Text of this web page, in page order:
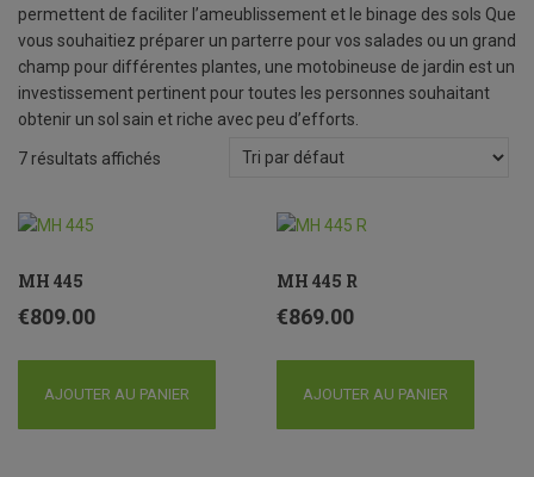
permettent de faciliter l’ameublissement et le binage des sols Que
vous souhaitiez préparer un parterre pour vos salades ou un grand
champ pour différentes plantes, une motobineuse de jardin est un
investissement pertinent pour toutes les personnes souhaitant
obtenir un sol sain et riche avec peu d’efforts.
7 résultats affichés
MH 445
€809.00
AJOUTER AU PANIER
MH 445 R
€869.00
AJOUTER AU PANIER